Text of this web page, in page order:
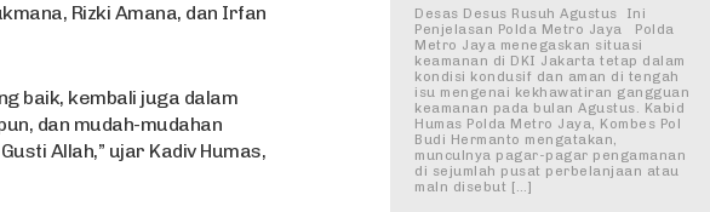
Rizki Amana, dan Irfan
baik, kembali juga dalam
dan mudah-mudahan
Allah,” ujar Kadiv Humas,
Desas Desus Rusuh Agustus Ini
Penjelasan Polda Metro Jaya Polda
Metro Jaya menegaskan situasi
keamanan di DKI Jakarta tetap dalam
kondisi kondusif dan aman di tengah
isu mengenai kekhawatiran gangguan
keamanan pada bulan Agustus. Kabid
Humas Polda Metro Jaya, Kombes Pol
Budi Hermanto mengatakan,
munculnya pagar-pagar pengamanan
di sejumlah pusat perbelanjaan atau
maln disebut […]